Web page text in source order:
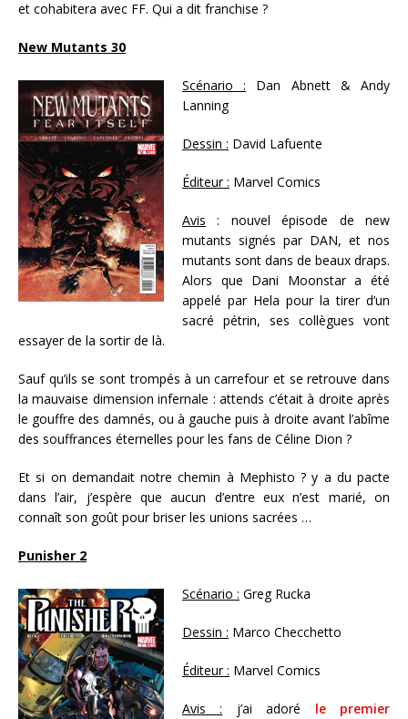
et cohabitera avec FF. Qui a dit franchise ?
New Mutants 30
Scénario : Dan Abnett & Andy
Lanning
Dessin : David Lafuente
Éditeur : Marvel Comics
Avis : nouvel épisode de new
mutants signés par DAN, et nos
mutants sont dans de beaux draps.
Alors que Dani Moonstar a été
appelé par Hela pour la tirer d’un
sacré pétrin, ses collègues vont
essayer de la sortir de là.
Sauf qu’ils se sont trompés à un carrefour et se retrouve dans
la mauvaise dimension infernale : attends c’était à droite après
le gouffre des damnés, ou à gauche puis à droite avant l’abîme
des souffrances éternelles pour les fans de Céline Dion ?
Et si on demandait notre chemin à Mephisto ? y a du pacte
dans l’air, j’espère que aucun d’entre eux n’est marié, on
connaît son goût pour briser les unions sacrées …
Punisher 2
Scénario : Greg Rucka
Dessin : Marco Checchetto
Éditeur : Marvel Comics
Avis : j’ai adoré le premier